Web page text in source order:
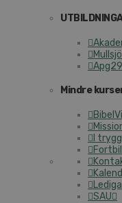
Apg29
Mindre
I
SAU